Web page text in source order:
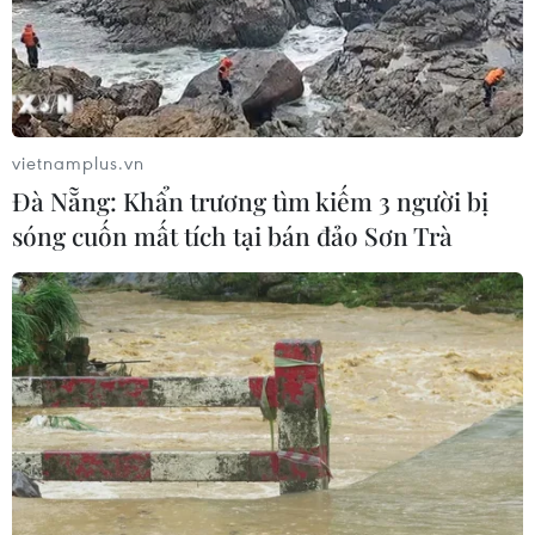
Áp thấp nhiệt đới đã suy yếu thành
một vùng áp thấp
08/08/2026 14:19
Thứ trưởng Phan Thị Thắng thăm,
động viên lực lượng tìm kiếm hài cốt
liệt sĩ tại Công viên Lê Thị Riêng
08/08/2026 14:12
Quy định chức năng, nhiệm vụ,
quyền hạn và cơ cấu tổ chức của Bộ Y
tế
08/08/2026 14:03
vietnamplus.vn
Đà Nẵng: Khẩn trương tìm kiếm 3 người bị
sóng cuốn mất tích tại bán đảo Sơn Trà